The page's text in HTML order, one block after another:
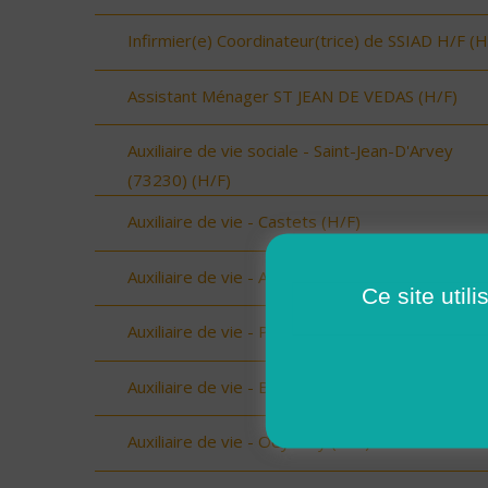
Infirmier(e) Coordinateur(trice) de SSIAD H/F
Assistant Ménager ST JEAN DE VEDAS (H/F)
Auxiliaire de vie sociale - Saint-Jean-D'Arvey
(73230) (H/F)
Auxiliaire de vie - Castets (H/F)
Auxiliaire de vie - Amou (H/F)
Auxiliaire de vie - Peyrehorade (H/F)
Auxiliaire de vie - Biscarrosse (H/F)
Auxiliaire de vie - Oeyreluy (H/F)
Ce site